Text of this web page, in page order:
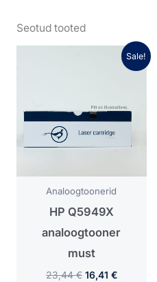
Seotud tooted
Sale!
Analoogtoonerid
HP Q5949X
analoogtooner
must
23,44€ 16,41 €
Praegune
hind